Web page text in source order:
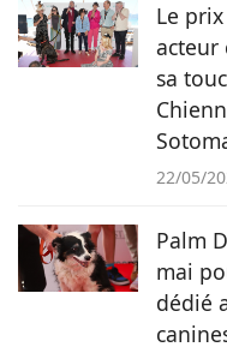
Le
acteur
sa
22/05/
Palm
mai
dédié